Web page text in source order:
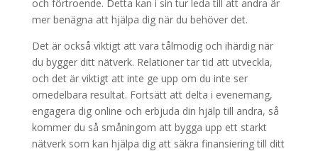
och förtroende. Detta kan i sin tur leda till att andra är
mer benägna att hjälpa dig när du behöver det.
Det är också viktigt att vara tålmodig och ihärdig när
du bygger ditt nätverk. Relationer tar tid att utveckla,
och det är viktigt att inte ge upp om du inte ser
omedelbara resultat. Fortsätt att delta i evenemang,
engagera dig online och erbjuda din hjälp till andra, så
kommer du så småningom att bygga upp ett starkt
nätverk som kan hjälpa dig att säkra finansiering till ditt